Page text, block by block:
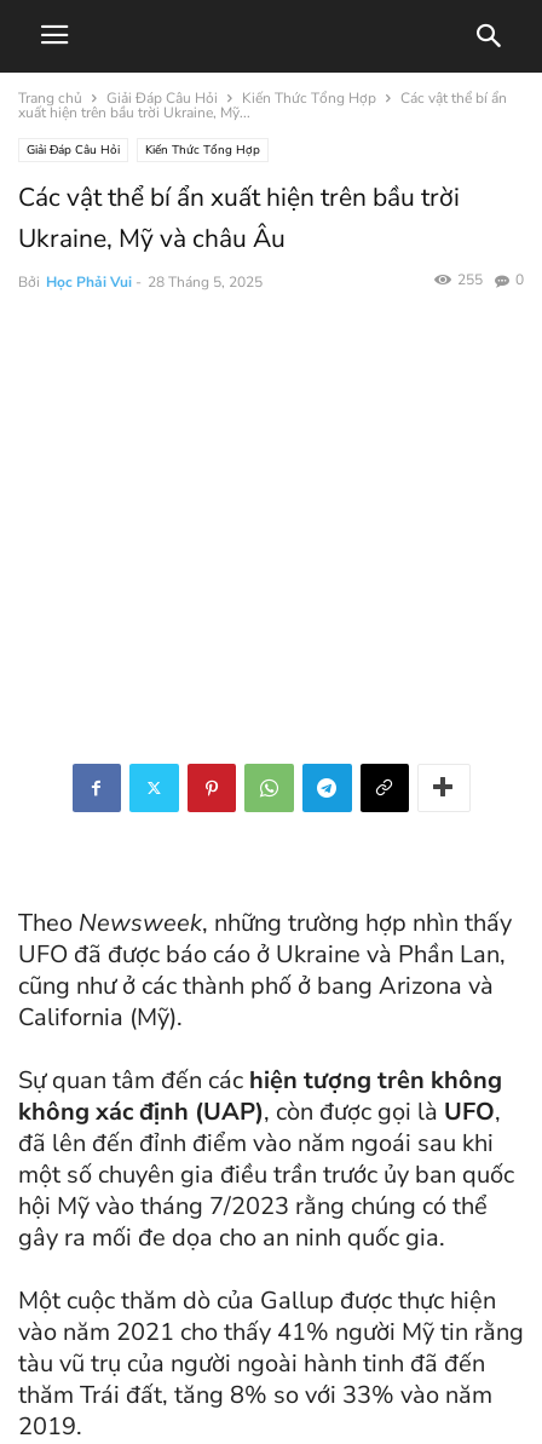
Trang chủ Giải Đáp Câu Hỏi Kiến Thức Tổng Hợp Các vật thể bí ẩn
xuất hiện trên bầu trời Ukraine, Mỹ...
Giải Đáp Câu Hỏi Kiến Thức Tổng Hợp
Các vật thể bí ẩn xuất hiện trên bầu trời
Ukraine, Mỹ và châu Âu
Bởi Học Phải Vui - 28 Tháng 5, 2025 0
255
Theo Newsweek, những trường hợp nhìn thấy
UFO đã được báo cáo ở Ukraine và Phần Lan,
cũng như ở các thành phố ở bang Arizona và
California (Mỹ).
Sự quan tâm đến các hiện tượng trên không
không xác định (UAP), còn được gọi là UFO,
đã lên đến đỉnh điểm vào năm ngoái sau khi
một số chuyên gia điều trần trước ủy ban quốc
hội Mỹ vào tháng 7/2023 rằng chúng có thể
gây ra mối đe dọa cho an ninh quốc gia.
Một cuộc thăm dò của Gallup được thực hiện
vào năm 2021 cho thấy 41% người Mỹ tin rằng
tàu vũ trụ của người ngoài hành tinh đã đến
thăm Trái đất, tăng 8% so với 33% vào năm
2019.